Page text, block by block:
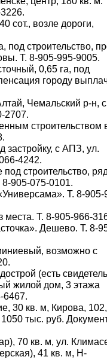
сот., возле дороги,
строительство,
Т. 8-905-995-9005.
0,65 га, под
городу
Чемальский р-н,
2707.
строительством
застройку, с АПЗ, ул.
4242.
строительство,
8-905-075-0101.
Т. 8-905-
места. Т. 8-905-966-
Дешево. Т. 8-
возможно с
(есть
жилой дом, 3 этажа
6467.
30 кв. м, Кирова,
1050 тыс. руб.
70 кв. м, ул.
41 кв. м, Н-